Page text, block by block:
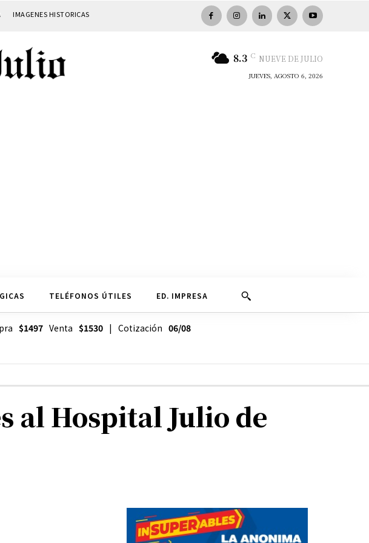
IMAGENES HISTORICAS
8.3 C NUEVE DE JULIO
JUEVES, AGOSTO 6, 2026
TELÉFONOS ÚTILES ED. IMPRESA
$1497Venta $1530| Cotización 06/08
al Hospital Julio de